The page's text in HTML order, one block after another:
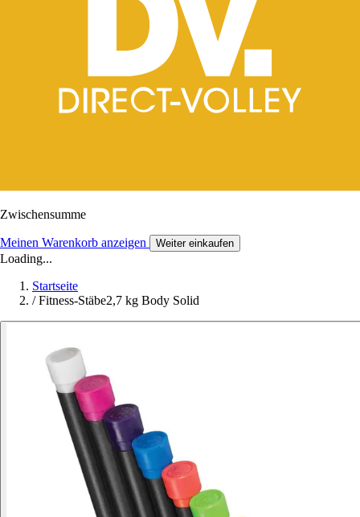
Zwischensumme
Meinen Warenkorb anzeigen Weiter einkaufen
Loading...
Startseite
/ Fitness-Stäbe2,7 kg Body Solid